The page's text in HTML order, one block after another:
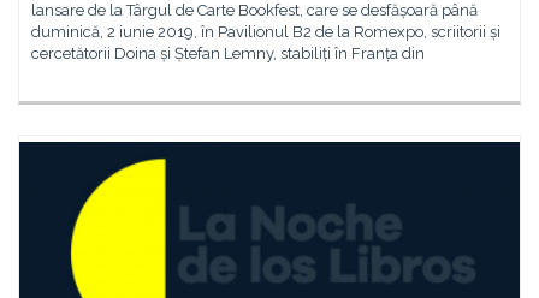
lansare de la Târgul de Carte Bookfest, care se desfășoară până
duminică, 2 iunie 2019, în Pavilionul B2 de la Romexpo, scriitorii și
cercetătorii Doina și Ștefan Lemny, stabiliți în Franța din